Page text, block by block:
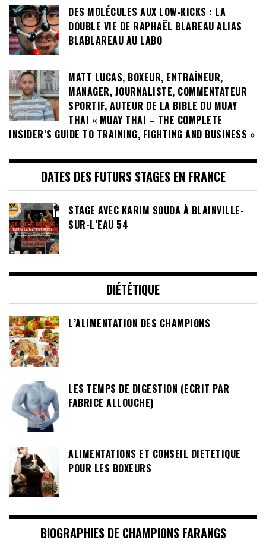
DES MOLÉCULES AUX LOW-KICKS : LA
DOUBLE VIE DE RAPHAËL BLAREAU ALIAS
BLABLAREAU AU LABO
MATT LUCAS, BOXEUR, ENTRAÎNEUR,
MANAGER, JOURNALISTE, COMMENTATEUR
SPORTIF, AUTEUR DE LA BIBLE DU MUAY
THAI « MUAY THAI – THE COMPLETE
INSIDER’S GUIDE TO TRAINING, FIGHTING AND BUSINESS »
DATES DES FUTURS STAGES EN FRANCE
STAGE AVEC KARIM SOUDA À BLAINVILLE-
SUR-L’EAU 54
DIÉTÉTIQUE
L’ALIMENTATION DES CHAMPIONS
LES TEMPS DE DIGESTION (ECRIT PAR
FABRICE ALLOUCHE)
ALIMENTATIONS ET CONSEIL DIETETIQUE
POUR LES BOXEURS
BIOGRAPHIES DE CHAMPIONS FARANGS